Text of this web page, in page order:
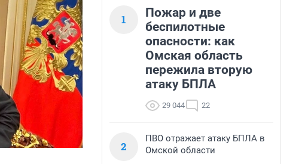
1
Пожар и две
беспилотные
опасности: как
Омская область
пережила вторую
атаку БПЛА
29 044 22
2
ПВО отражает атаку БПЛА в
Омской области